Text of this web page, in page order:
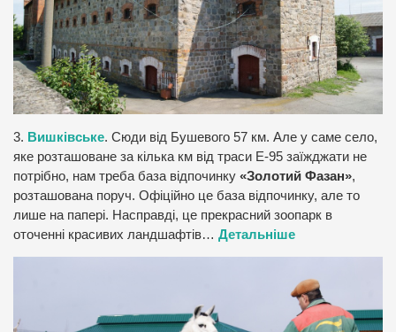
3. Вишківське. Сюди від Бушевого 57 км. Але у саме село,
яке розташоване за кілька км від траси Е-95 заїжджати не
потрібно, нам треба база відпочинку «Золотий Фазан»,
розташована поруч. Офіційно це база відпочинку, але то
лише на папері. Насправді, це прекрасний зоопарк в
оточенні красивих ландшафтів… Детальніше